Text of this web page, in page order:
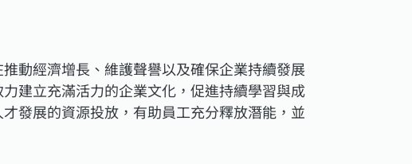
動經濟增長、維護聲譽以及確保企業持續發展
建立充滿活力的企業文化，促進持續學習與成
發展的資源投放，有助員工充分釋放潛能，並